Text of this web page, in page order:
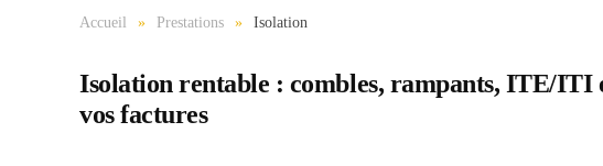
Accueil Prestations Isolation
Isolation rentable : combles, rampants, ITE/
vos factures